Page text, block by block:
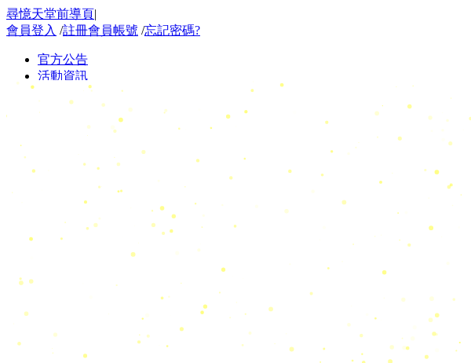
尋憶天堂前導頁|
會員登入 /註冊會員帳號 /忘記密碼?